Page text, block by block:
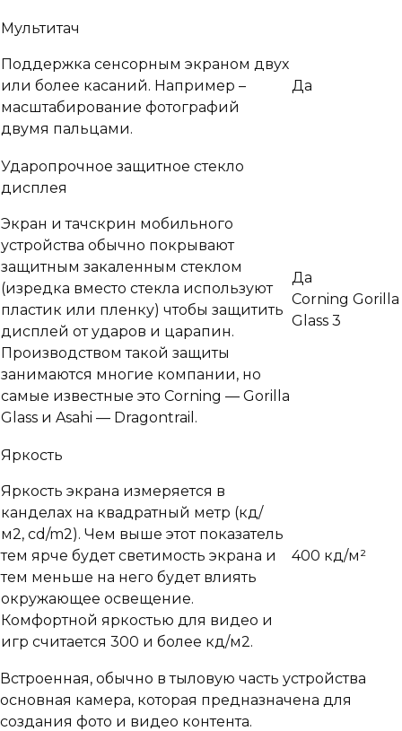
Мультитач
Поддержка сенсорным экраном двух
или более касаний. Например –
масштабирование фотографий
двумя пальцами.
Да
Ударопрочное защитное стекло
дисплея
Экран и тачскрин мобильного
устройства обычно покрывают
защитным закаленным стеклом
(изредка вместо стекла используют
пластик или пленку) чтобы защитить
дисплей от ударов и царапин.
Производством такой защиты
занимаются многие компании, но
самые известные это Corning — Gorilla
Glass и Asahi — Dragontrail.
Да
Corning Gorilla
Glass 3
Яркость
Яркость экрана измеряется в
канделах на квадратный метр (кд/
м2, cd/m2). Чем выше этот показатель
тем ярче будет светимость экрана и
тем меньше на него будет влиять
окружающее освещение.
Комфортной яркостью для видео и
игр считается 300 и более кд/м2.
400 кд/м²
Встроенная, обычно в тыловую часть устройства
основная камера, которая предназначена для
создания фото и видео контента.